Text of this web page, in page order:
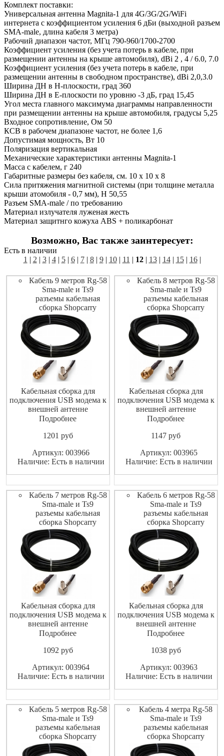
Комплект поставки:
Универсальная антенна Magnita-1 для 4G/3G/2G/WiFi
интернета с коэффициентом усиления 6 дБи (выходной разъем
SMA-male, длина кабеля 3 метра)
Рабочий диапазон частот, МГц 790-960/1700-2700
Коэффициент усиления (без учета потерь в кабеле, при
размещении антенны на крыше автомобиля), dBi 2 , 4 / 6.0, 7.0
Коэффициент усиления (без учета потерь в кабеле, при
размещении антенны в свободном пространстве), dBi 2,0,3.0
Ширина ДН в Н-плоскости, град 360
Ширина ДН в Е-плоскости по уровню -3 дБ, град 15,45
Угол места главного максимума диаграммы направленности
при размещении антенны на крыше автомобиля, градусы 5,25
Входное сопротивление, Ом 50
КСВ в рабочем диапазоне частот, не более 1,6
Допустимая мощность, Вт 10
Поляризация вертикальная
Механические характеристики антенны Magnita-1
Масса с кабелем, г 240
Габаритные размеры без кабеля, см. 10 х 10 х 8
Сила притяжения магнитной системы (при толщине металла
крыши атомобиля - 0,7 мм), Н 50,55
Разъем SMA-male / по требованию
Материал излучателя луженая жесть
Материал защитнго кожуха ABS + поликарбонат
Возможно, Вас также заинтересует:
Есть в наличии
1 | 2 | 3| 4| 5| 6| 7| 8| 9| 10| 11 | 12| 13| 14| 15| 16|
Кабель 9 метров Rg-58
Sma-male и Ts9
разъемы кабельная
сборка Shopcarry
Кабельная сборка для
подключения USB модема к
внешней антенне
Подробнее
1201 pуб
Артикул: 003966
Наличие: Есть в наличии
Кабель 8 метров Rg-58
Sma-male и Ts9
разъемы кабельная
сборка Shopcarry
Кабельная сборка для
подключения USB модема к
внешней антенне
Подробнее
1147 pуб
Артикул: 003965
Наличие: Есть в наличии
Кабель 7 метров Rg-58
Sma-male и Ts9
разъемы кабельная
сборка Shopcarry
Кабельная сборка для
подключения USB модема к
внешней антенне
Подробнее
1092 pуб
Артикул: 003964
Наличие: Есть в наличии
Кабель 6 метров Rg-58
Sma-male и Ts9
разъемы кабельная
сборка Shopcarry
Кабельная сборка для
подключения USB модема к
внешней антенне
Подробнее
1038pуб
Артикул: 003963
Наличие: Есть в наличии
Кабель 5 метров Rg-58
Sma-male и Ts9
разъемы кабельная
сборка Shopcarry
Кабель 4 метра Rg-58
Sma-male и Ts9
разъемы кабельная
сборка Shopcarry